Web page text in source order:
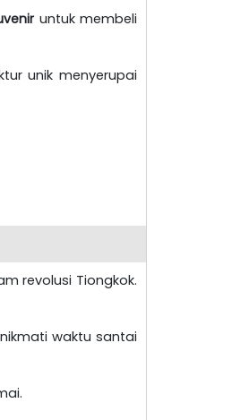
untuk membeli
unik menyerupai
revolusi Tiongkok.
waktu santai